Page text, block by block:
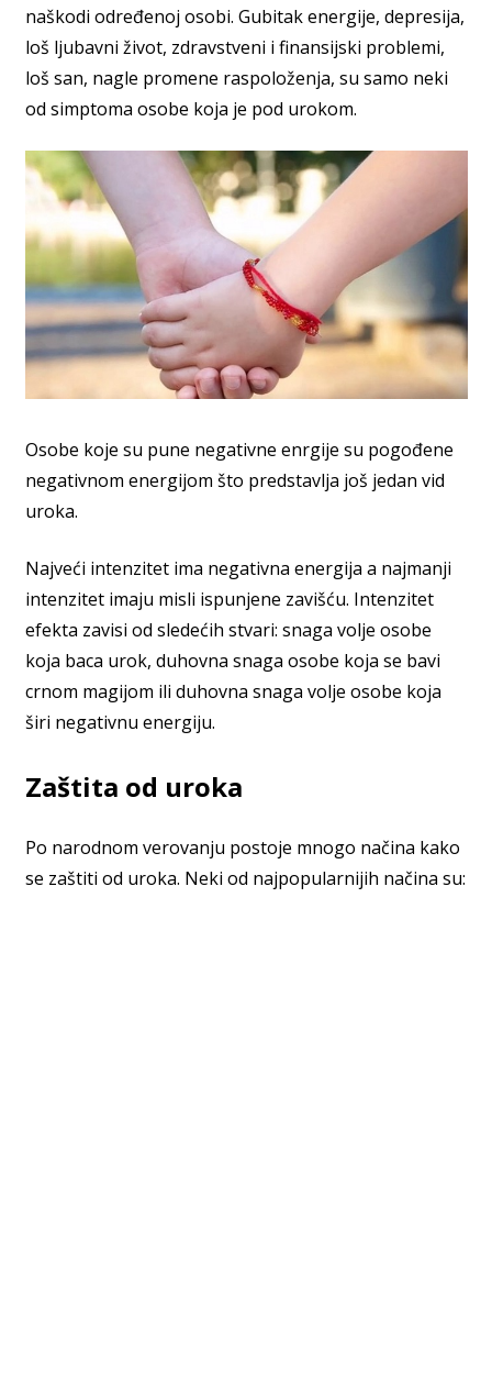
naškodi određenoj osobi. Gubitak energije, depresija,
loš ljubavni život, zdravstveni i finansijski problemi,
loš san, nagle promene raspoloženja, su samo neki
od simptoma osobe koja je pod urokom.
Osobe koje su pune negativne enrgije su pogođene
negativnom energijom što predstavlja još jedan vid
uroka.
Najveći intenzitet ima negativna energija a najmanji
intenzitet imaju misli ispunjene zavišću. Intenzitet
efekta zavisi od sledećih stvari: snaga volje osobe
koja baca urok, duhovna snaga osobe koja se bavi
crnom magijom ili duhovna snaga volje osobe koja
širi negativnu energiju.
Zaštita od uroka
Po narodnom verovanju postoje mnogo načina kako
se zaštiti od uroka. Neki od najpopularnijih načina su: